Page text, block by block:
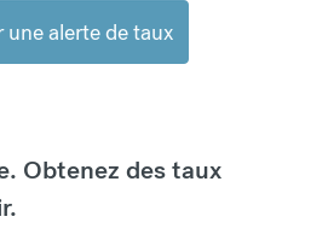
une alerte de taux
Obtenez des taux